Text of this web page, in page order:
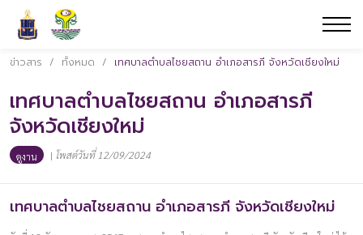
ข่าวสาร / ทั้งหมด / เทศบาลตำบลไชยสถาน อำเภอสารภี จังหวัดเชียงใหม่
เทศบาลตำบลไชยสถาน อำเภอสารภี
จังหวัดเชียงใหม่
ดูงาน | โพสต์วันที่ 12/09/2024
เทศบาลตำบลไชยสถาน อำเภอสารภี จังหวัดเชียงใหม่